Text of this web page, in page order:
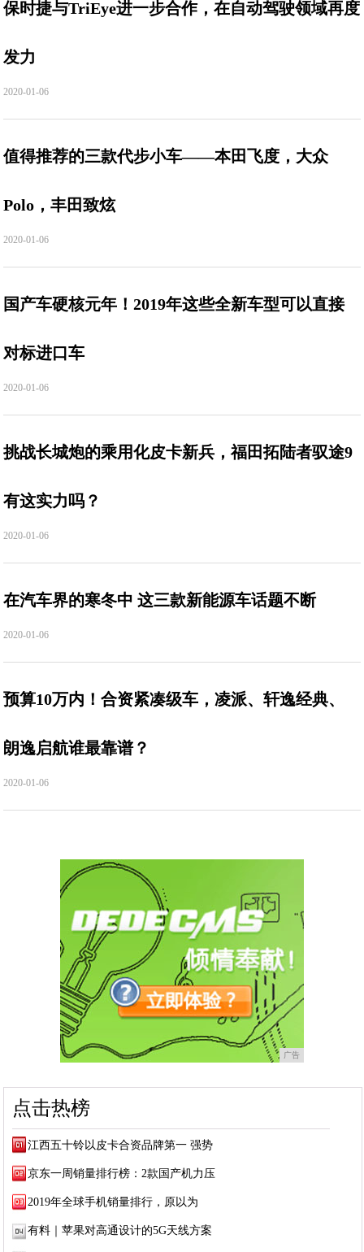
保时捷与TriEye进一步合作，在自动驾驶领域再度
发力
2020-01-06
值得推荐的三款代步小车——本田飞度，大众
Polo，丰田致炫
2020-01-06
国产车硬核元年！2019年这些全新车型可以直接
对标进口车
2020-01-06
挑战长城炮的乘用化皮卡新兵，福田拓陆者驭途9
有这实力吗？
2020-01-06
在汽车界的寒冬中 这三款新能源车话题不断
2020-01-06
预算10万内！合资紧凑级车，凌派、轩逸经典、
朗逸启航谁最靠谱？
2020-01-06
广告
点击热榜
江西五十铃以皮卡合资品牌第一 强势
京东一周销量排行榜：2款国产机力压
2019年全球手机销量排行，原以为
有料｜苹果对高通设计的5G天线方案